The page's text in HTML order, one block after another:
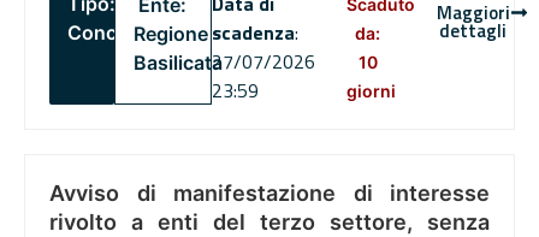
Concorsi
Ente:
Regione
Basilicata
scadenza:
27/07/2026
23:59
Scaduto
da:
10
giorni
Maggiori
dettagli
Avviso di manifestazione di interesse
rivolto a enti del terzo settore, senza